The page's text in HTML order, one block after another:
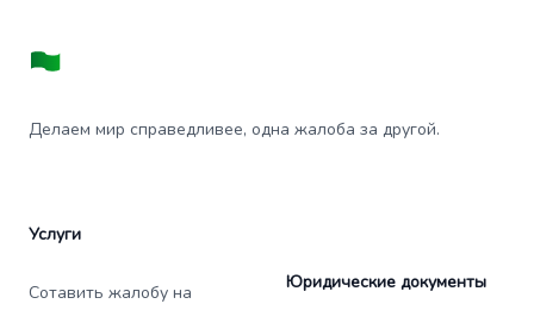
Делаем мир справедливее, одна жалоба за другой.
Услуги
Сотавить жалобу на
Юридические документы